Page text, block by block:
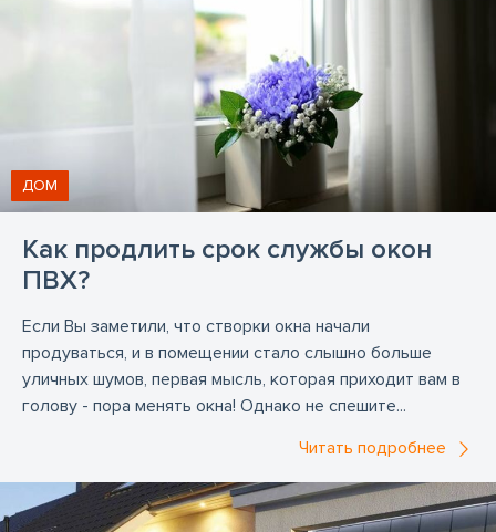
Продажа гаражных ворот
Продажа дверей ПВХ
Продажа металлических дверей
Продажа пластиковых дверей
Продажа пластиковых окон
Проектирование алюминиевых дверей
Проектирование деревянных окон
Проектирование металлических дверей
Проектирование пластиковых окон
Как продлить срок службы окон
ПВХ?
ДОМ
Если Вы заметили, что створки окна начали
продуваться, и в помещении стало слышно больше
уличных шумов, первая мысль, которая приходит вам в
голову - пора менять окна! Однако не спешите...
Читать подробнее